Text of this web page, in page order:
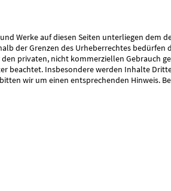
Werke auf diesen Seiten unterliegen dem
der Grenzen des Urheberrechtes
privaten, nicht kommerziellen Gebrauch
beachtet. Insbesondere werden Inhalte
wir um einen entsprechenden Hinweis.